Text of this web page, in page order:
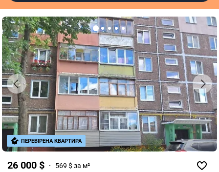
Полезные ссылки
Агентства недвижимости в Чернигове
Риелторы в Чернигове Оценка квартиры
26 000 $ 569 $ за м²
ПЕРЕВІРЕНА КВАРТИРА